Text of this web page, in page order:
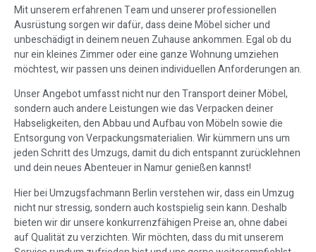
Mit unserem erfahrenen Team und unserer professionellen
Ausrüstung sorgen wir dafür, dass deine Möbel sicher und
unbeschädigt in deinem neuen Zuhause ankommen. Egal ob du
nur ein kleines Zimmer oder eine ganze Wohnung umziehen
möchtest, wir passen uns deinen individuellen Anforderungen an.
Unser Angebot umfasst nicht nur den Transport deiner Möbel,
sondern auch andere Leistungen wie das Verpacken deiner
Habseligkeiten, den Abbau und Aufbau von Möbeln sowie die
Entsorgung von Verpackungsmaterialien. Wir kümmern uns um
jeden Schritt des Umzugs, damit du dich entspannt zurücklehnen
und dein neues Abenteuer in Namur genießen kannst!
Hier bei Umzugsfachmann Berlin verstehen wir, dass ein Umzug
nicht nur stressig, sondern auch kostspielig sein kann. Deshalb
bieten wir dir unsere konkurrenzfähigen Preise an, ohne dabei
auf Qualität zu verzichten. Wir möchten, dass du mit unserem